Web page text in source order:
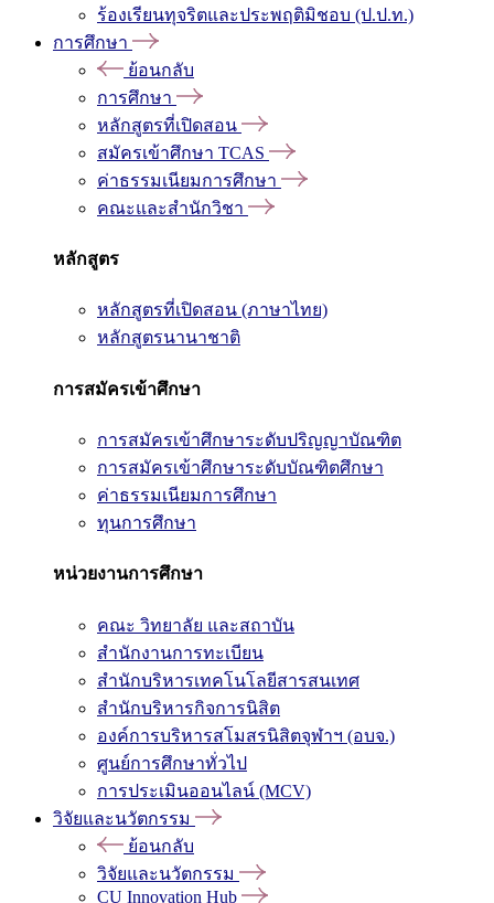
ร้องเรียนทุจริตและประพฤติมิชอบ (ป.ป.ท.)
การศึกษา
ย้อนกลับ
การศึกษา
หลักสูตรที่เปิดสอน
สมัครเข้าศึกษา TCAS
ค่าธรรมเนียมการศึกษา
คณะและสำนักวิชา
หลักสูตร
หลักสูตรที่เปิดสอน (ภาษาไทย)
หลักสูตรนานาชาติ
การสมัครเข้าศึกษา
การสมัครเข้าศึกษาระดับปริญญาบัณฑิต
การสมัครเข้าศึกษาระดับบัณฑิตศึกษา
ค่าธรรมเนียมการศึกษา
ทุนการศึกษา
หน่วยงานการศึกษา
คณะ วิทยาลัย และสถาบัน
สำนักงานการทะเบียน
สำนักบริหารเทคโนโลยีสารสนเทศ
สำนักบริหารกิจการนิสิต
องค์การบริหารสโมสรนิสิตจุฬาฯ (อบจ.)
ศูนย์การศึกษาทั่วไป
การประเมินออนไลน์ (MCV)
วิจัยและนวัตกรรม
ย้อนกลับ
วิจัยและนวัตกรรม
CU Innovation Hub